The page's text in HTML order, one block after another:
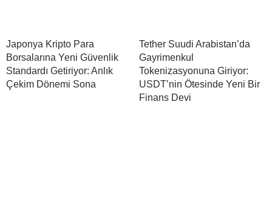
Japonya Kripto Para
Borsalarına Yeni Güvenlik
Standardı Getiriyor: Anlık
Çekim Dönemi Sona
Tether Suudi Arabistan’da
Gayrimenkul
Tokenizasyonuna Giriyor:
USDT’nin Ötesinde Yeni Bir
Finans Devi